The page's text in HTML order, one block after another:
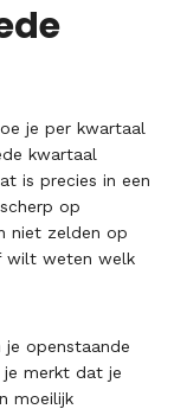
je per kwartaal
kwartaal
is precies in een
op
niet zelden op
wilt weten welk
openstaande
merkt dat je
moeilijk